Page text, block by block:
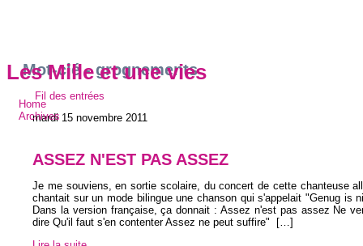
Les Mille et une vies
Home
Archives
Mot-clé - grognements
Fil des entrées
mardi 15 novembre 2011
ASSEZ N'EST PAS ASSEZ
Je me souviens, en sortie scolaire, du concert de cette chanteuse
chantait sur un mode bilingue une chanson qui s'appelait "Genug is
Dans la version française, ça donnait : Assez n'est pas assez Ne
dire Qu'il faut s'en contenter Assez ne peut suffire"
[…]